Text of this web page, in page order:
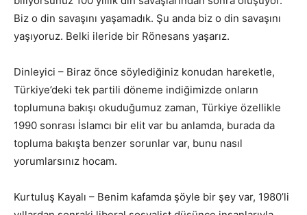
Biz o din savaşını yaşamadık. Şu anda biz o din savaşını
yaşıyoruz. Belki ileride bir Rönesans yaşarız.
Dinleyici – Biraz önce söylediğiniz konudan hareketle,
Türkiye’deki tek partili döneme indiğimizde onların
toplumuna bakışı okuduğumuz zaman, Türkiye özellikle
1990 sonrası İslamcı bir elit var bu anlamda, burada da
topluma bakışta benzer sorunlar var, bunu nasıl
yorumlarsınız hocam.
Kurtuluş Kayalı – Benim kafamda şöyle bir şey var, 1980’li